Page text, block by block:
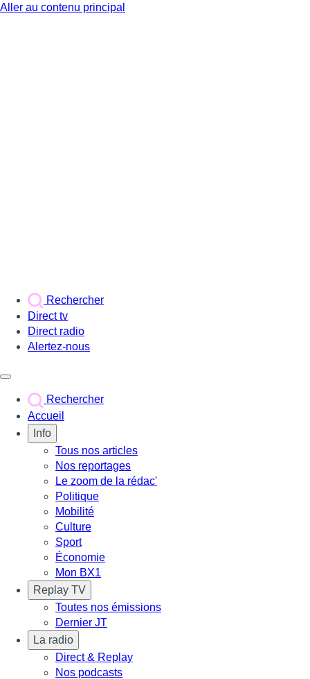
Aller au contenu principal
Rechercher
Direct tv
Direct radio
Alertez-nous
Rechercher
Accueil
Info
Tous nos articles
Nos reportages
Le zoom de la rédac'
Politique
Mobilité
Culture
Sport
Économie
Mon BX1
Replay TV
Toutes nos émissions
Dernier JT
La radio
Direct & Replay
Nos podcasts